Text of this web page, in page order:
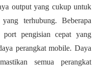
output yang cukup untuk
terhubung. Beberapa
pengisian cepat yang
perangkat mobile. Daya
semua perangkat